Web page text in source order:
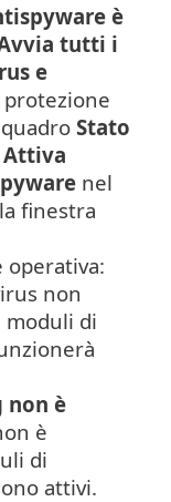
è
tutti i
e
Stato
Attiva
nel
finestra
operativa:
non
moduli di
non è
è
di
attivi.